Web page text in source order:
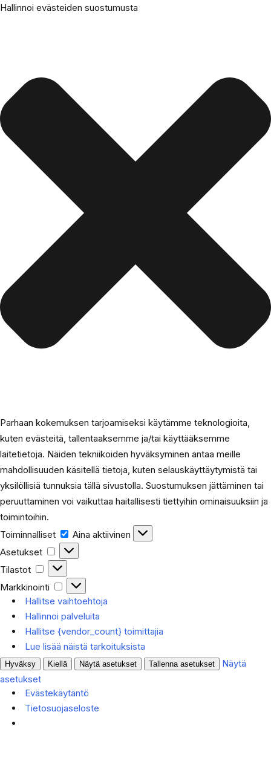
Hallinnoi evästeiden suostumusta
Parhaan kokemuksen tarjoamiseksi käytämme teknologioita,
kuten evästeitä, tallentaaksemme ja/tai käyttääksemme
laitetietoja. Näiden tekniikoiden hyväksyminen antaa meille
mahdollisuuden käsitellä tietoja, kuten selauskäyttäytymistä tai
yksilöllisiä tunnuksia tällä sivustolla. Suostumuksen jättäminen tai
peruuttaminen voi vaikuttaa haitallisesti tiettyihin ominaisuuksiin ja
toimintoihin.
Toiminnalliset
Aina aktiivinen
Asetukset
Tilastot
Markkinointi
Hallitse vaihtoehtoja
Hallinnoi palveluita
Hallitse {vendor_count} toimittajia
Lue lisää näistä tarkoituksista
Hyväksy Kiellä Näytä asetukset Tallenna asetukset
Näytä
asetukset
Evästekäytäntö
Tietosuojaseloste